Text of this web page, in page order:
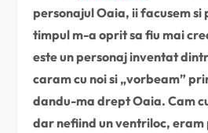
personajul Oaia, ii facusem
timpul m-a oprit sa fiu mai
este un personaj inventat
caram cu noi si „vorbeam”
dandu-ma drept Oaia. Cam
dar nefiind un ventriloc, eram